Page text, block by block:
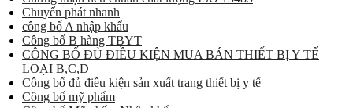
Chuyển phát nhanh
công bố A nhập khẩu
Công bố B hàng TBYT
CÔNG BỐ ĐỦ ĐIỀU KIỆN MUA BÁN THIẾT BỊ Y TẾ
LOẠI B,C,D
Công bố đủ điều kiện sản xuất trang thiết bị y tế
Công bố mỹ phẩm